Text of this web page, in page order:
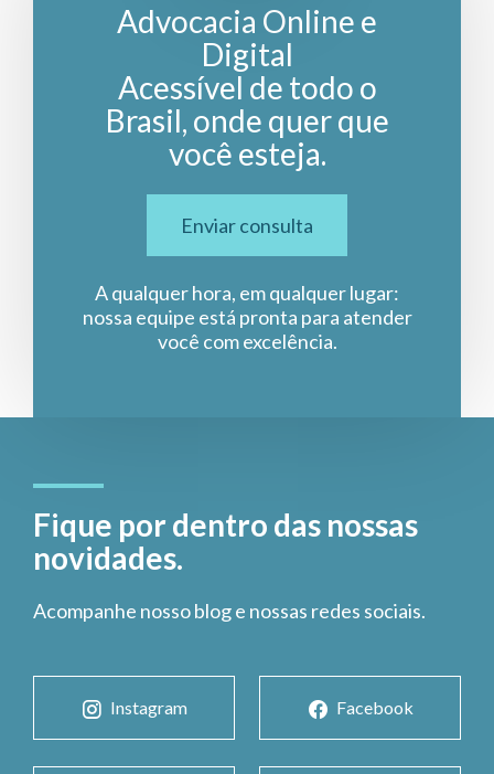
Advocacia Online e
Digital
Acessível de todo o
Brasil, onde quer que
você esteja.
Enviar consulta
A qualquer hora, em qualquer lugar:
nossa equipe está pronta para atender
você com excelência.
Fique por dentro das nossas
novidades.
Acompanhe nosso blog e nossas redes sociais.
Instagram Facebook